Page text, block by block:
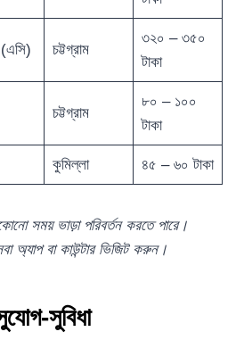
(এসি) চট্টগ্রাম
৩২০ – ৩৫০
টাকা
চট্টগ্রাম
৮০ – ১০০
টাকা
কুমিল্লা ৪৫ – ৬০ টাকা
সময় ভাড়া পরিবর্তন করতে পারে।
অ্যাপ বা কাউন্টার ভিজিট করুন।
সুবিধা